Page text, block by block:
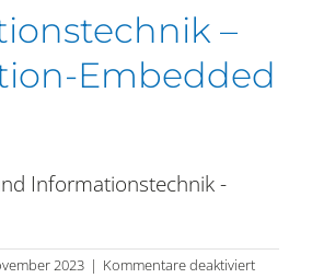
–
Embedded
Informationstechnik -
2023 | Kommentare deaktiviertfür